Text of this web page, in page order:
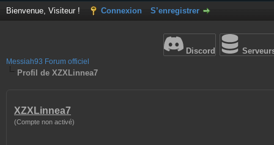
Bienvenue, Visiteur ! Connexion S’enregistrer
Discord
Messiah93 Forum officiel
Profil de XZXLinnea7
XZXLinnea7
(Compte non activé)